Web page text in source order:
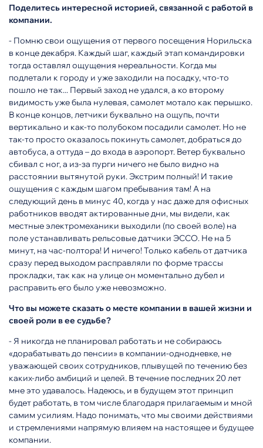
Поделитесь интересной историей, связанной с работой в
компании.
- Помню свои ощущения от первого посещения Норильска
в конце декабря. Каждый шаг, каждый этап командировки
тогда оставлял ощущения нереальности. Когда мы
подлетали к городу и уже заходили на посадку, что-то
пошло не так... Первый заход не удался, а ко второму
видимость уже была нулевая, самолет мотало как перышко.
В конце концов, летчики буквально на ощупь, почти
вертикально и как-то полубоком посадили самолет. Но не
так-то просто оказалось покинуть самолет, добраться до
автобуса, а оттуда – до входа в аэропорт. Ветер буквально
сбивал с ног, а из-за пурги ничего не было видно на
расстоянии вытянутой руки. Экстрим полный! И такие
ощущения с каждым шагом пребывания там! А на
следующий день в минус 40, когда у нас даже для офисных
работников вводят актированные дни, мы видели, как
местные электромеханики выходили (по своей воле) на
поле устанавливать рельсовые датчики ЭССО. Не на 5
минут, на час-полтора! И ничего! Только кабель от датчика
сразу перед выходом расправляли по форме трассы
прокладки, так как на улице он моментально дубел и
расправить его было уже невозможно.
Что вы можете сказать о месте компании в вашей жизни и
своей роли в ее судьбе?
- Я никогда не планировал работать и не собираюсь
«дорабатывать до пенсии» в компании-однодневке, не
уважающей своих сотрудников, плывущей по течению без
каких-либо амбиций и целей. В течение последних 20 лет
мне это удавалось. Надеюсь, и в будущем этот принцип
будет работать, в том числе благодаря прилагаемым и мной
самим усилиям. Надо понимать, что мы своими действиями
и стремлениями напрямую влияем на настоящее и будущее
компании.